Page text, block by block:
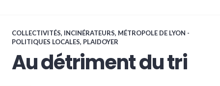
COLLECTIVITÉS, INCINÉRATEURS, MÉTROPOLE DE LYON -
POLITIQUES LOCALES, PLAIDOYER
Au détriment du tri